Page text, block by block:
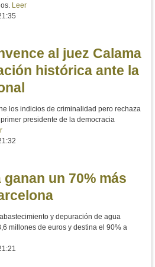
Leer
al juez Calama
histórica ante la
los indicios de criminalidad pero rechaza
presidente de la democracia
un 70% más
y depuración de agua
millones de euros y destina el 90% a